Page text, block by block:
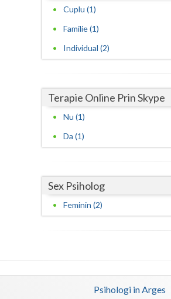
Sibiu
Teleorman
Tulcea
Valcea
Vaslui
Cuplu (1)
Familie (1)
Individual (2)
Terapie Online Prin Skype
Nu (1)
Da (1)
Sex Psiholog
Feminin (2)
Psihologi in Arges